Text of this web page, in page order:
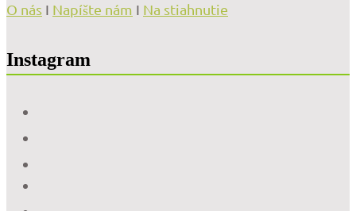
O nás I Napíšte nám I Na stiahnutie
Instagram